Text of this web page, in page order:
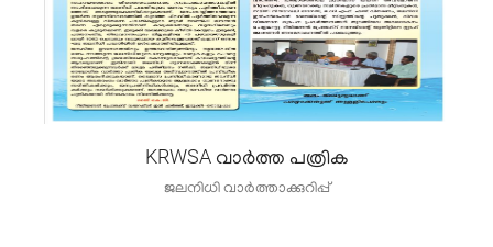
KRWSA വാർത്ത പത്രിക
ജലനിധി വാർത്താക്കുറിപ്പ്